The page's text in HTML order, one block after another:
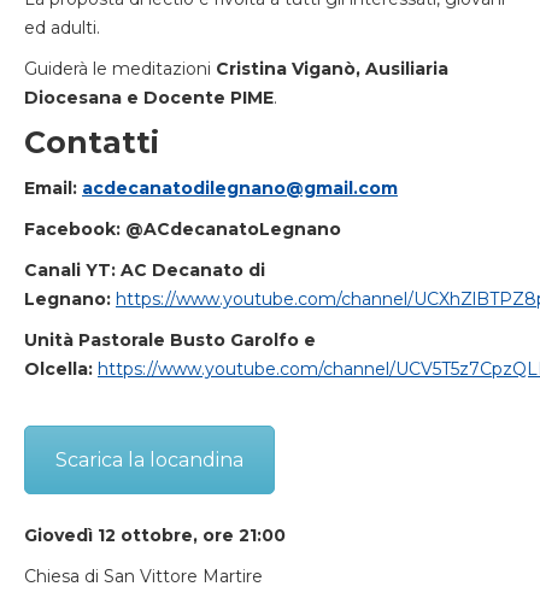
ed adulti.
Guiderà le meditazioni Cristina Viganò, Ausiliaria
Diocesana e Docente PIME.
Contatti
Email: acdecanatodilegnano@gmail.com
Facebook: @ACdecanatoLegnano
Canali YT: AC Decanato di
Legnano: https://www.youtube.com/channel/
Unità Pastorale Busto Garolfo e
Olcella: https://www.youtube.com/channel/
Scarica la locandina
Giovedì 12 ottobre, ore 21:00
Chiesa di San Vittore Martire